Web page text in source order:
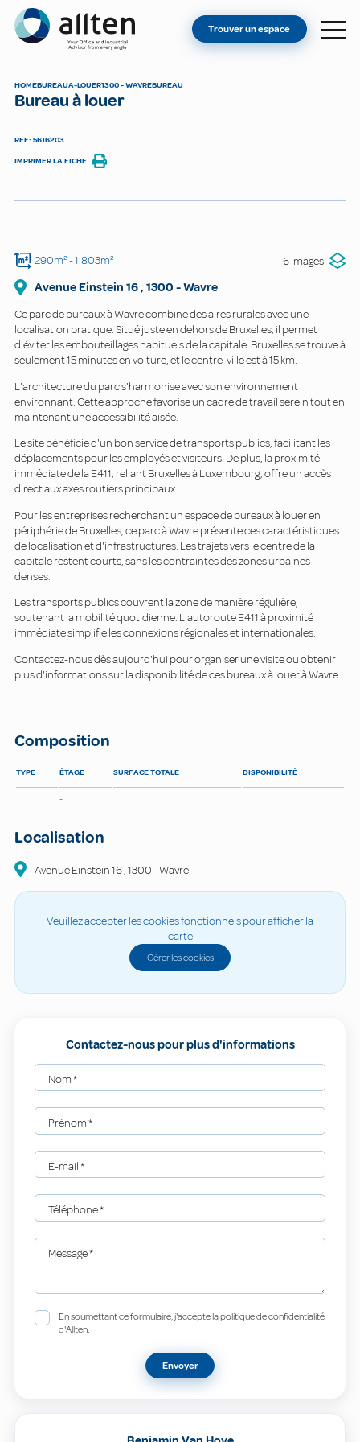
Allten
TROUVER UN ESPACE
Trouver un espace
HOMEBUREAUA-LOUER1300 - WAVREBUREAU
Bureau à louer
REF: 5616203
IMPRIMER LA FICHE
290m²- 1.803m² 6 images
Avenue Einstein 16, 1300 -Wavre
Ce parc de bureaux à Wavre combine des aires rurales avec une
localisation pratique. Situé juste en dehors de Bruxelles, il permet
d'éviter les embouteillages habituels de la capitale. Bruxelles se trouve à
seulement 15 minutes en voiture, et le centre-ville est à 15 km.
L'architecture du parc s'harmonise avec son environnement
environnant. Cette approche favorise un cadre de travail serein tout en
maintenant une accessibilité aisée.
Le site bénéficie d'un bon service de transports publics, facilitant les
déplacements pour les employés et visiteurs. De plus, la proximité
immédiate de la E411, reliant Bruxelles à Luxembourg, offre un accès
direct aux axes routiers principaux.
Pour les entreprises recherchant un espace de bureaux à louer en
périphérie de Bruxelles, ce parc à Wavre présente ces caractéristiques
de localisation et d'infrastructures. Les trajets vers le centre de la
capitale restent courts, sans les contraintes des zones urbaines
denses.
Les transports publics couvrent la zone de manière régulière,
soutenant la mobilité quotidienne. L'autoroute E411 à proximité
immédiate simplifie les connexions régionales et internationales.
Contactez-nous dès aujourd'hui pour organiser une visite ou obtenir
plus d'informations sur la disponibilité de ces bureaux à louer à Wavre.
Composition
TYPE ÉTAGE SURFACE TOTALE DISPONIBILITÉ
-
Localisation
Avenue Einstein16,1300-Wavre
Veuillez accepter les cookies fonctionnels pour afficher la
carte
Gérer les cookies
Contactez-nous pour plus d'informations
Nom*
Prénom*
E-mail*
Téléphone*
Message*
En soumettant ce formulaire, j'accepte la politique de confidentialité
d'Allten.
Envoyer